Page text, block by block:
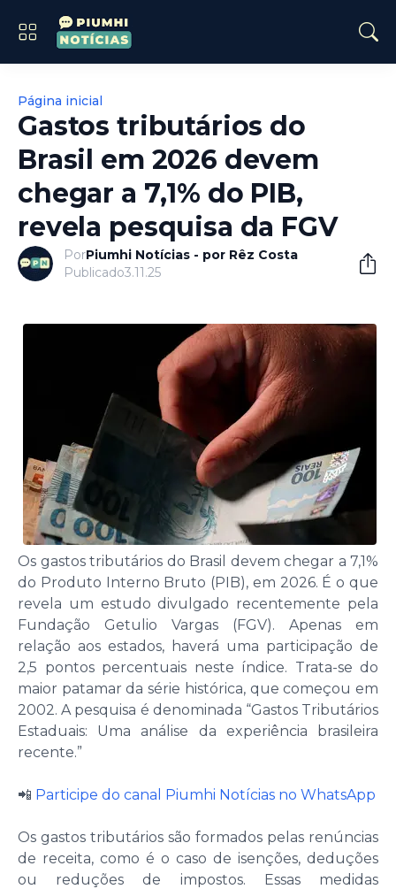
Página inicial
Gastos tributários do
Brasil em 2026 devem
chegar a 7,1% do PIB,
revela pesquisa da FGV
PorPiumhi Notícias - por Rêz Costa
Publicado3.11.25
Os gastos tributários do Brasil devem chegar a 7,1%
do Produto Interno Bruto (PIB), em 2026. É o que
revela um estudo divulgado recentemente pela
Fundação Getulio Vargas (FGV). Apenas em
relação aos estados, haverá uma participação de
2,5 pontos percentuais neste índice. Trata-se do
maior patamar da série histórica, que começou em
2002. A pesquisa é denominada “Gastos Tributários
Estaduais: Uma análise da experiência brasileira
recente.”
📲 Participe do canal Piumhi Notícias no WhatsApp
Os gastos tributários são formados pelas renúncias
de receita, como é o caso de isenções, deduções
ou reduções de impostos. Essas medidas